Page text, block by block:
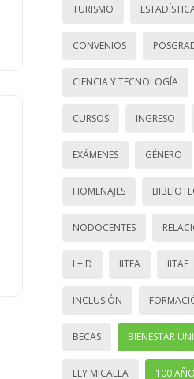
TURISMO
CONVENIOS
CIENCIA Y TECNOLOGÍA
CURSOS INGRESO
EXÁMENES GÉNERO
HOMENAJES
NODOCENTES
I + D IITEA IITAE
INCLUSIÓN
BECAS BIENESTAR
LEY MICAELA 100